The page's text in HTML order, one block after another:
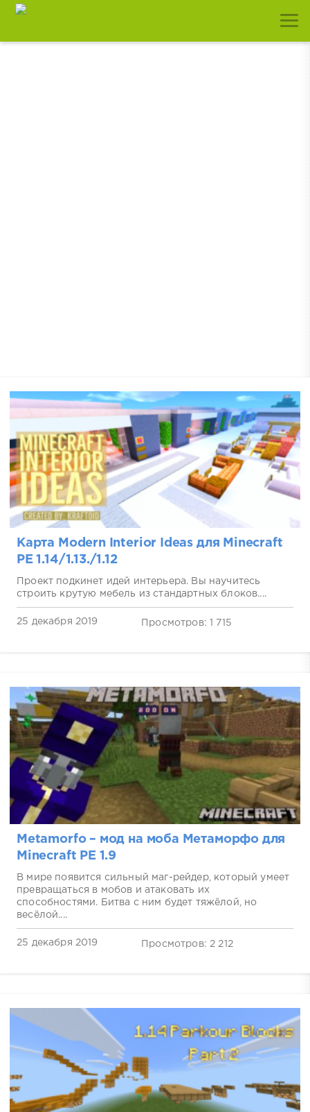
Карта Modern Interior Ideas для Minecraft
PE 1.14/1.13./1.12
Проект подкинет идей интерьера. Вы научитесь
строить крутую мебель из стандартных блоков....
25 декабря 2019 Просмотров: 1 715
Metamorfo – мод на моба Метаморфо для
Minecraft PE 1.9
В мире появится сильный маг-рейдер, который умеет
превращаться в мобов и атаковать их
способностями. Битва с ним будет тяжёлой, но
весёлой....
25 декабря 2019 Просмотров: 2 212